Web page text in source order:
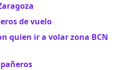
de vuelo
quien ir a volar zona BCN